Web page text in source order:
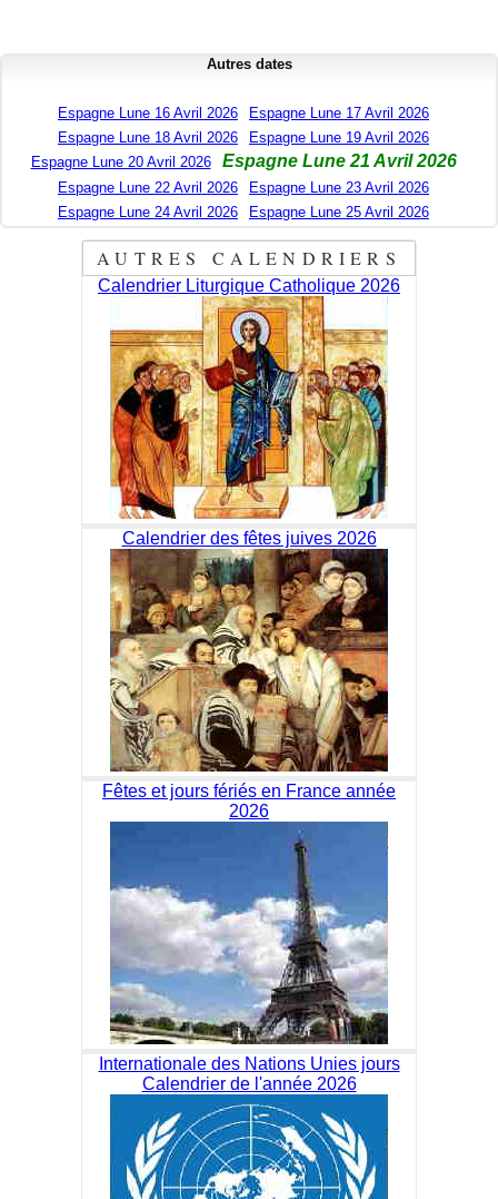
Autres dates
Espagne Lune 16 Avril 2026
Espagne Lune 17 Avril 2026
Espagne Lune 18 Avril 2026
Espagne Lune 19 Avril 2026
Espagne Lune 20 Avril 2026
Espagne Lune 21 Avril 2026
Espagne Lune 22 Avril 2026
Espagne Lune 23 Avril 2026
Espagne Lune 24 Avril 2026
Espagne Lune 25 Avril 2026
AUTRES CALENDRIERS
Calendrier Liturgique Catholique 2026
Calendrier des fêtes juives 2026
Fêtes et jours fériés en France année
2026
Internationale des Nations Unies jours
Calendrier de l'année 2026